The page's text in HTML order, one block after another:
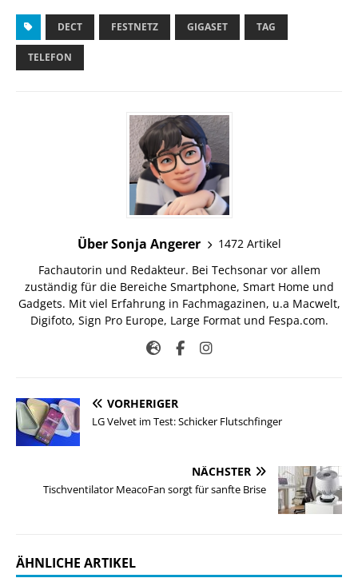
DECT FESTNETZ GIGASET TAG
TELEFON
Über Sonja Angerer
1472 Artikel
Fachautorin und Redakteur. Bei Techsonar vor allem
zuständig für die Bereiche Smartphone, Smart Home und
Gadgets. Mit viel Erfahrung in Fachmagazinen, u.a Macwelt,
Digifoto, Sign Pro Europe, Large Format und Fespa.com.
VORHERIGER
LG Velvet im Test: Schicker Flutschfinger
NÄCHSTER
Tischventilator MeacoFan sorgt für sanfte Brise
ÄHNLICHE ARTIKEL